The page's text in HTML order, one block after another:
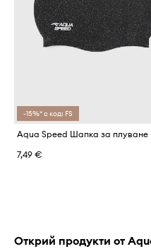
-15%* с код: FS
Aqua Speed Шапка за плуване
7,49 €
Открий продукти от